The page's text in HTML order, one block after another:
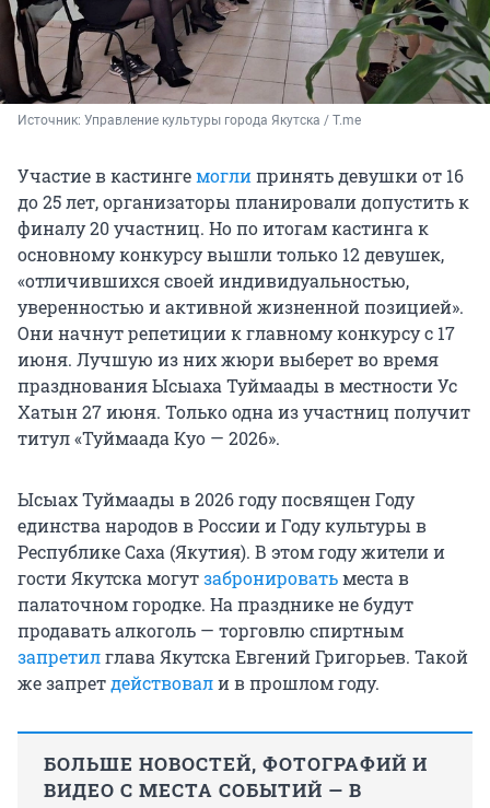
Источник: Управление культуры города Якутска / T.me
Участие в кастингемоглипринять девушки от 16
до 25 лет, организаторы планировали допустить к
финалу 20 участниц. Но по итогам кастинга к
основному конкурсу вышли только 12 девушек,
«отличившихся своей индивидуальностью,
уверенностью и активной жизненной позицией».
Они начнут репетиции к главному конкурсу с 17
июня. Лучшую из них жюри выберет во время
празднования Ысыаха Туймаады в местности Ус
Хатын 27 июня. Только одна из участниц получит
титул «Туймаада Куо — 2026».
Ысыах Туймаады в 2026 году посвящен Году
единства народов в России и Году культуры в
Республике Саха (Якутия). В этом году жители и
гости Якутска могутзабронироватьместа в
палаточном городке. На празднике не будут
продавать алкоголь — торговлю спиртным
запретилглава Якутска Евгений Григорьев. Такой
же запретдействовали в прошлом году.
БОЛЬШЕ НОВОСТЕЙ, ФОТОГРАФИЙ И
ВИДЕО С МЕСТА СОБЫТИЙ — В